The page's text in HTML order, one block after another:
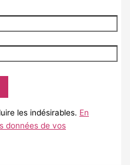
les indésirables. En
données de vos